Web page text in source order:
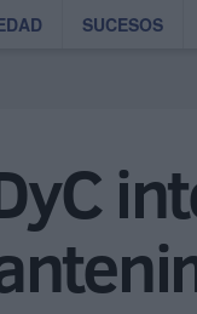
SUCESOS